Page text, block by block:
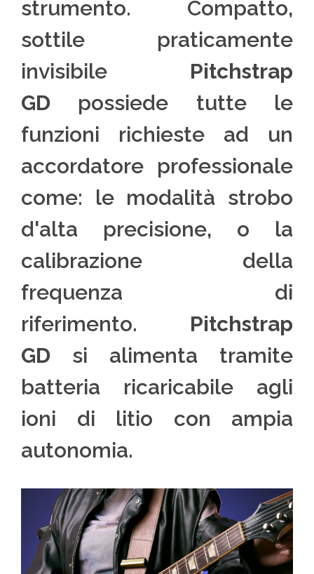
strumento. Compatto,
sottile praticamente
invisibile Pitchstrap
GD possiede tutte le
funzioni richieste ad un
accordatore professionale
come: le modalità strobo
d'alta precisione, o la
calibrazione della
frequenza di
riferimento. Pitchstrap
GD si alimenta tramite
batteria ricaricabile agli
ioni di litio con ampia
autonomia.